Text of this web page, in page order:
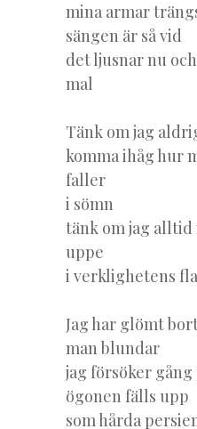
mina armar
sängen är så vid
det ljusnar nu
mal
Tänk om jag
komma ihåg hur
faller
i sömn
tänk om jag alltid
uppe
i verklighetens
Jag har glömt
man blundar
jag försöker gång
ögonen fälls upp
som hårda